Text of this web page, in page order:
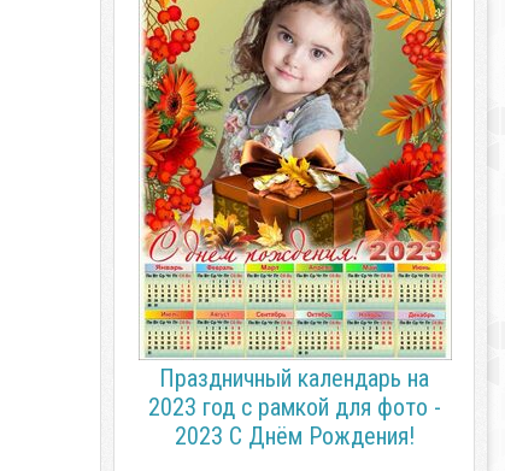
Праздничный календарь на
2023 год с рамкой для фото -
2023 С Днём Рождения!